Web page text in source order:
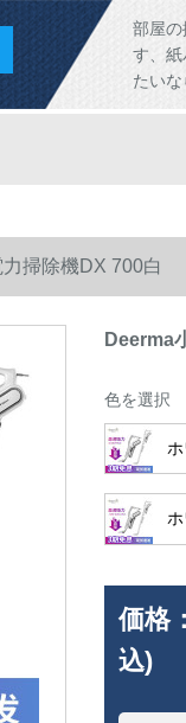
部屋
す、
たい
掃除機DX 700白
Deerma
色を選択
価格：
込)